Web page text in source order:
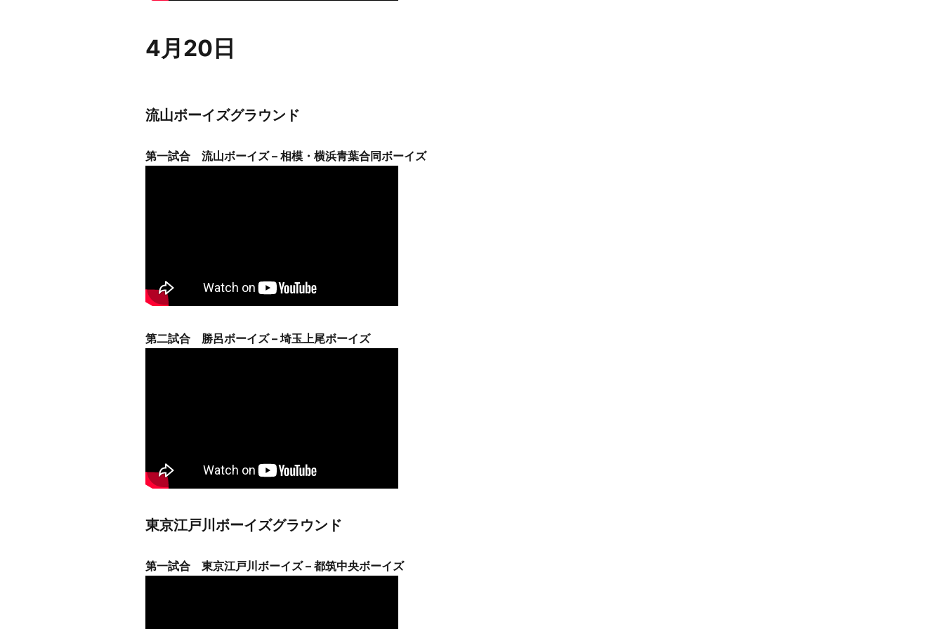
4月20日
流山ボーイズグラウンド
第一試合 流山ボーイズ – 相模・横浜青葉合同ボーイズ
第二試合 勝呂ボーイズ – 埼玉上尾ボーイズ
東京江戸川ボーイズグラウンド
第一試合 東京江戸川ボーイズ – 都筑中央ボーイズ